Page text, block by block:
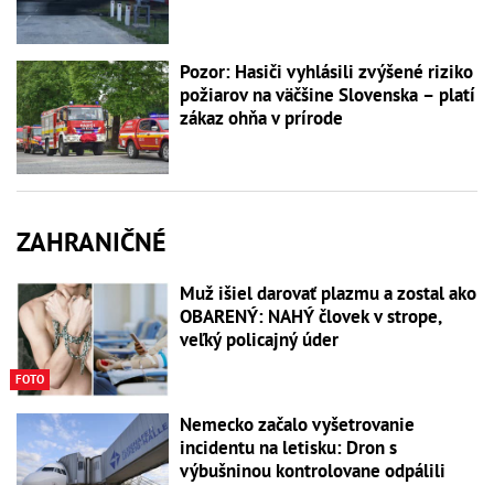
Pozor: Hasiči vyhlásili zvýšené riziko
požiarov na väčšine Slovenska – platí
zákaz ohňa v prírode
ZAHRANIČNÉ
FOTO
Muž išiel darovať plazmu a zostal ako
OBARENÝ: NAHÝ človek v strope,
veľký policajný úder
Nemecko začalo vyšetrovanie
incidentu na letisku: Dron s
výbušninou kontrolovane odpálili